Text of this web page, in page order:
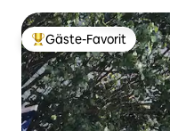
Beliebter Gäste-Favorit.
Gäste-Favorit